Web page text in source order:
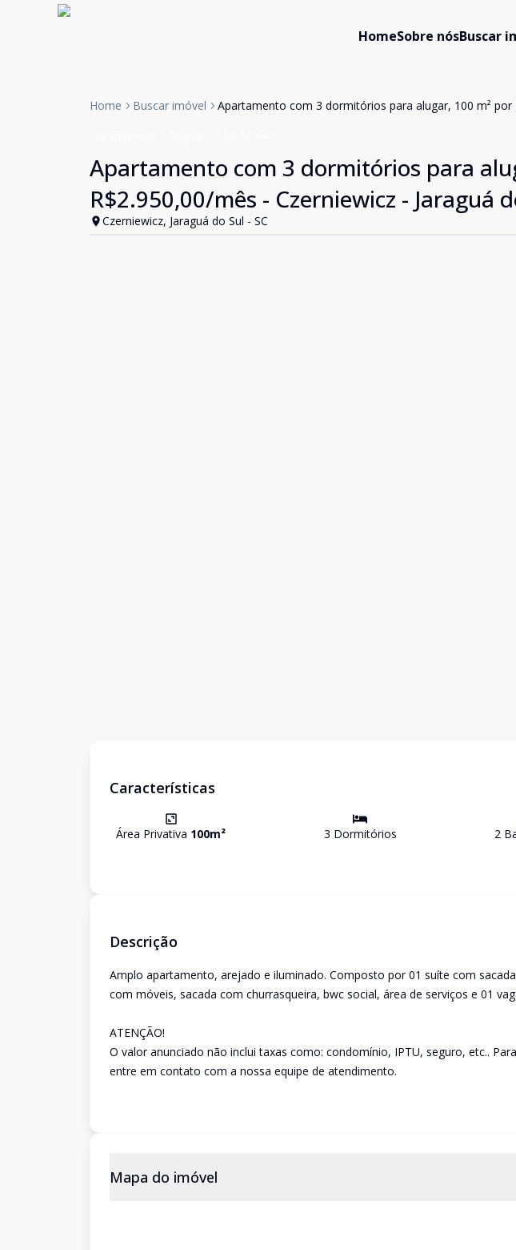
HomeSobre nósBuscar
Home Buscar imóvel Apartamento com 3 dormitórios para alugar, 100 m² por
Apartamento com 3 dormitórios para
R$2.950,00/mês - Czerniewicz - Jaraguá
Czerniewicz, Jaraguá do Sul - SC
Características
Área Privativa 100m² 3 Dormitórios 2
Descrição
Amplo apartamento, arejado e iluminado. Composto por 01 suíte com
com móveis, sacada com churrasqueira, bwc social, área de serviços e 01
ATENÇÃO!
O valor anunciado não inclui taxas como: condomínio, IPTU, seguro, etc..
entre em contato com a nossa equipe de atendimento.
Mapa do imóvel